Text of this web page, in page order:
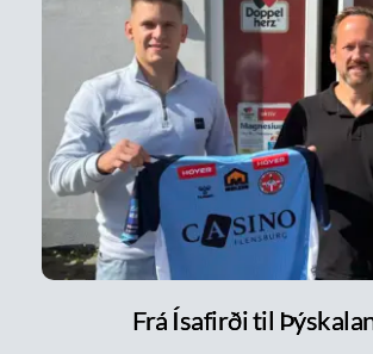
Frá Ísafirði til